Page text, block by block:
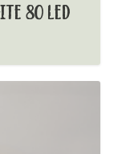
80 LED